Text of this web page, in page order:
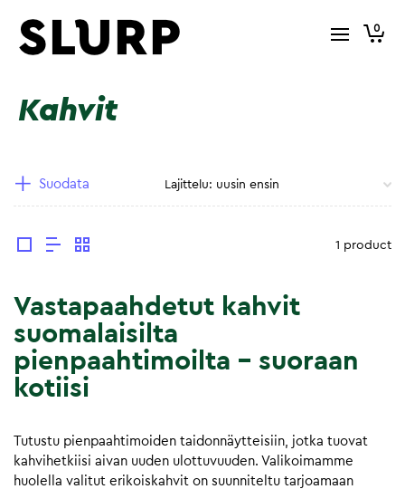
0
Kahvit
Suodata
1 product
Vastapaahdetut kahvit
suomalaisilta
pienpaahtimoilta – suoraan
kotiisi
Tutustu pienpaahtimoiden taidonnäytteisiin, jotka tuovat
kahvihetkiisi aivan uuden ulottuvuuden. Valikoimamme
huolella valitut erikoiskahvit on suunniteltu tarjoamaan